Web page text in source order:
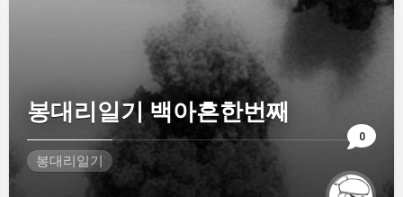
0
봉대리일기 백아흔한번째
봉대리일기